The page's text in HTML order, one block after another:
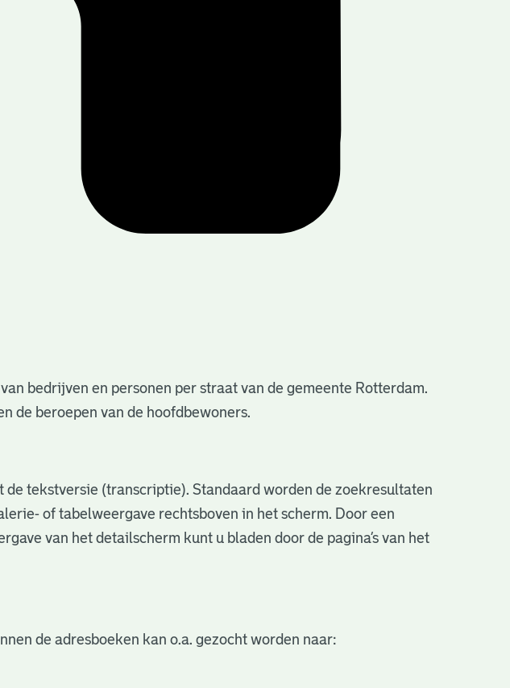
bedrijven en personen per straat van de gemeente Rotterdam.
de beroepen van de hoofdbewoners.
tekstversie (transcriptie). Standaard worden de zoekresultaten
of tabelweergave rechtsboven in het scherm. Door een
van het detailscherm kunt u bladen door de pagina’s van het
de adresboeken kan o.a. gezocht worden naar: